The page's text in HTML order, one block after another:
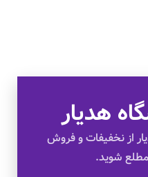
هدیار
از نخفیفات و فروش
شوید.
اصل
اقساط